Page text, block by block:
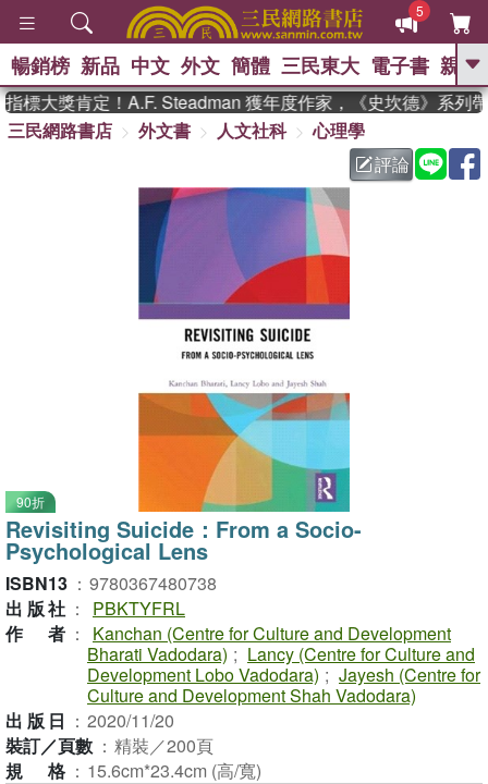
5
GO
熱搜： 東野圭吾 、 高希均教授回憶錄
父親節 、 如果歷
暑期推薦 、 國際布克
獎 臺灣漫遊錄 、 方念華
數學女孩：黎曼猜想
偉大的迷走神經
暢銷榜 新品 中文 外文 簡體 三民東大 電子書 親子
標大獎肯定！A.F. Steadman 獲年度作家，《史坎德》系列帶
三民網路書店
外文書 人文社科
心理學
評論
90折
Revisiting Suicide：From a Socio-
Psychological Lens
ISBN13 ： 9780367480738
出版社 ：
PBKTYFRL
作者 ：
Kanchan (Centre for Culture and Development
Bharati Vadodara) ; Lancy (Centre for Culture and
Development Lobo Vadodara) ; Jayesh (Centre for
Culture and Development Shah Vadodara)
出版日 ： 2020/11/20
裝訂／頁數 ： 精裝／200頁
規格 ： 15.6cm*23.4cm (高/寬)